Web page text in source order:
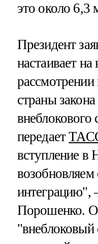
это около 6,3
Президент
настаивает
страны
внеблокового
передает
вступление
возобновляем
интеграцию",
Порошенко.